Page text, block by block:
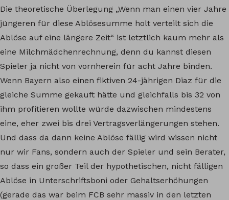
Die theoretische Überlegung „Wenn man einen vier Jahre
jüngeren für diese Ablösesumme holt verteilt sich die
Ablöse auf eine längere Zeit“ ist letztlich kaum mehr als
eine Milchmädchenrechnung, denn du kannst diesen
Spieler ja nicht von vornherein für acht Jahre binden.
Wenn Bayern also einen fiktiven 24-jährigen Diaz für die
gleiche Summe gekauft hätte und gleichfalls bis 32 von
ihm profitieren wollte würde dazwischen mindestens
eine, eher zwei bis drei Vertragsverlängerungen stehen.
Und dass da dann keine Ablöse fällig wird wissen nicht
nur wir Fans, sondern auch der Spieler und sein Berater,
so dass ein großer Teil der hypothetischen, nicht fälligen
Ablöse in Unterschriftsboni oder Gehaltserhöhungen
(gerade das war beim FCB sehr massiv in den letzten